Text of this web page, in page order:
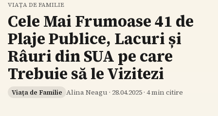
VIAȚA DE FAMILIE
Cele Mai Frumoase 41 de
Plaje Publice, Lacuri și
Râuri din SUA pe care
Trebuie să le Vizitezi
Viața de Familie Alina Neagu · 28.04.2025 · 4min citire